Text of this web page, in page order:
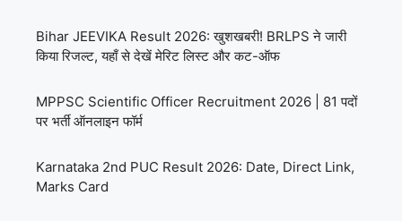
Bihar JEEVIKA Result 2026: खुशखबरी! BRLPS ने जारी
किया रिजल्ट, यहाँ से देखें मेरिट लिस्ट और कट-ऑफ
MPPSC Scientific Officer Recruitment 2026 | 81 पदों
पर भर्ती ऑनलाइन फॉर्म
Karnataka 2nd PUC Result 2026: Date, Direct Link,
Marks Card